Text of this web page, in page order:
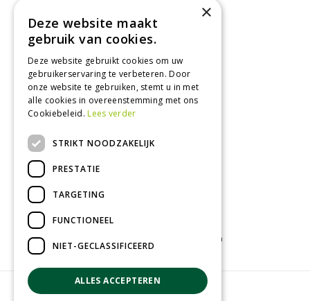
09:00 - 18:00
Dinsdag
Woensdag
Donderdag
09:00 - 18:00
Vrijdag
09:00 - 18:00
Zaterdag
09:00 - 17:00
Toon alle openingstijden
Tuinplanten
© Groenrijk Assen
×
Deze website maakt
gebruik van cookies.
Deze website gebruikt cookies om uw
gebruikerservaring te verbeteren. Door
onze website te gebruiken, stemt u in met
alle cookies in overeenstemming met ons
Cookiebeleid.Lees verder
STRIKT NOODZAKELIJK
PRESTATIE
TARGETING
FUNCTIONEEL
NIET-GECLASSIFICEERD
ALLES ACCEPTEREN